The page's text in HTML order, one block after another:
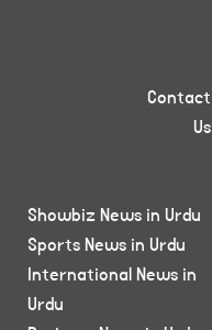
Contact
Us
Showbiz News in Urdu
Sports News in Urdu
International News in
Urdu